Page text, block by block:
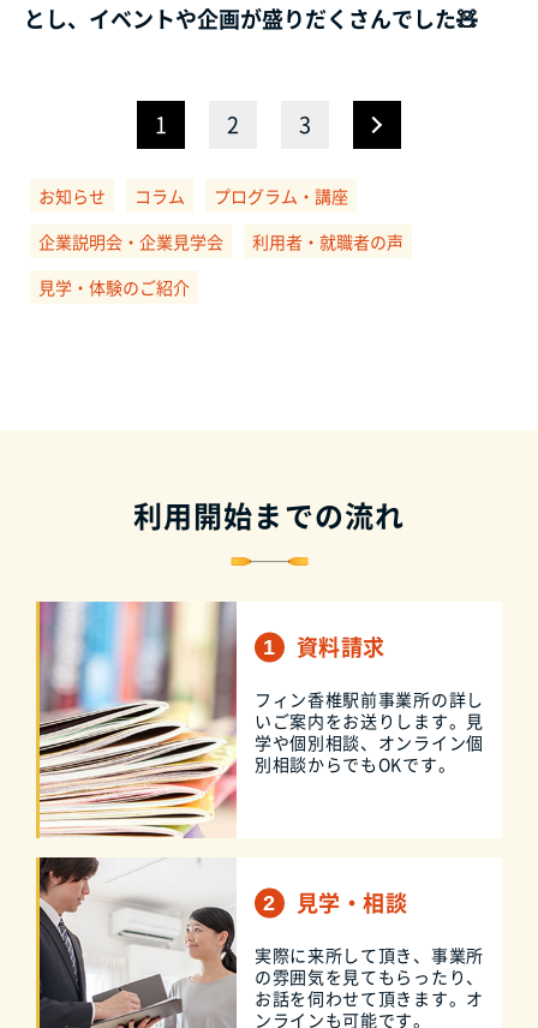
とし、イベントや企画が盛りだくさんでした🧸
1 2 3 >
お知らせ コラム
プログラム・講座
企業説明会・企業見学会
利用者・就職者の声
見学・体験のご紹介
利用開始までの流れ
資料請求
フィン香椎駅前事業所の詳し
いご案内をお送りします。見
学や個別相談、オンライン個
別相談からでもOKです。
見学・相談
実際に来所して頂き、事業所
の雰囲気を見てもらったり、
お話を伺わせて頂きます。オ
ンラインも可能です。